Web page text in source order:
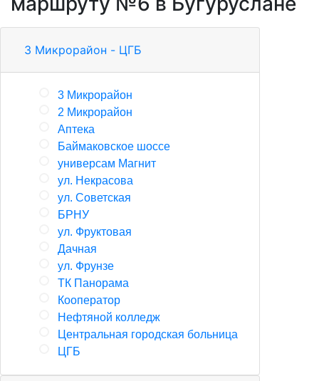
3 Микрорайон - ЦГБ
3 Микрорайон
2 Микрорайон
Аптека
Баймаковское шоссе
универсам Магнит
ул. Некрасова
ул. Советская
БРНУ
ул. Фруктовая
Дачная
ул. Фрунзе
ТК Панорама
Кооператор
Нефтяной колледж
Центральная городская больница
ЦГБ